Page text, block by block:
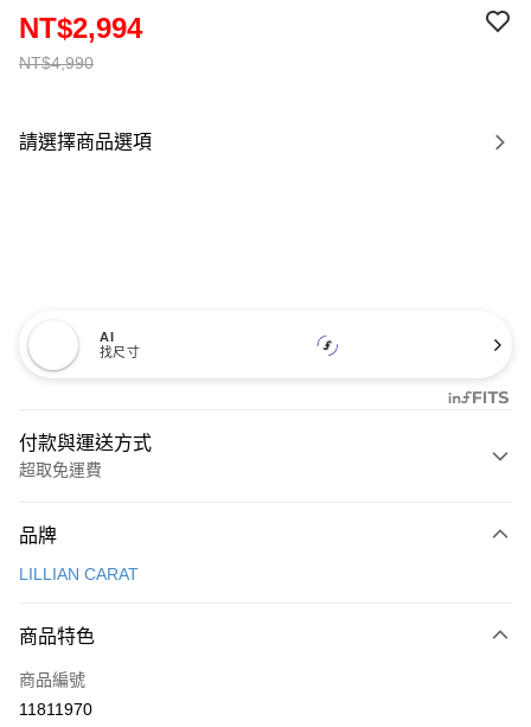
NT$4,990
NT$2,994
請選擇商品選項
AI
找尺寸
付款與運送方式
超取免運費
信用卡一次付款
LINE Pay
Apple Pay
品牌
LILLIAN CARAT
商品特色
商品編號
11811970